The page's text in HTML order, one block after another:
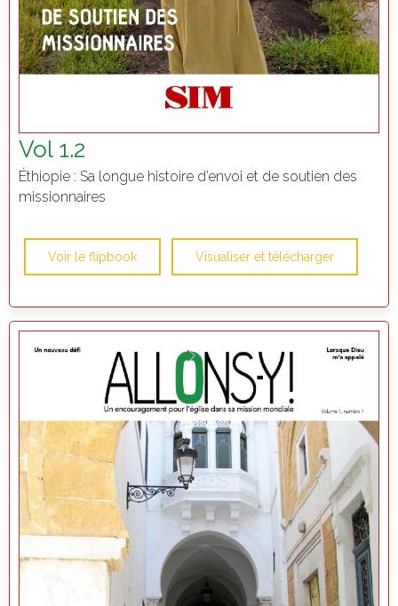
Vol 1.2
Éthiopie : Sa longue histoire d’envoi et de soutien des
missionnaires
Voir le flipbook Visualiser et télécharger